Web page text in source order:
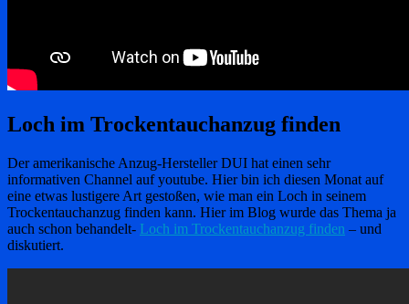
Loch im Trockentauchanzug finden
Der amerikanische Anzug-Hersteller DUI hat einen sehr
informativen Channel auf youtube. Hier bin ich diesen Monat auf
eine etwas lustigere Art gestoßen, wie man ein Loch in seinem
Trockentauchanzug finden kann. Hier im Blog wurde das Thema ja
auch schon behandelt- Loch im Trockentauchanzug finden – und
diskutiert.